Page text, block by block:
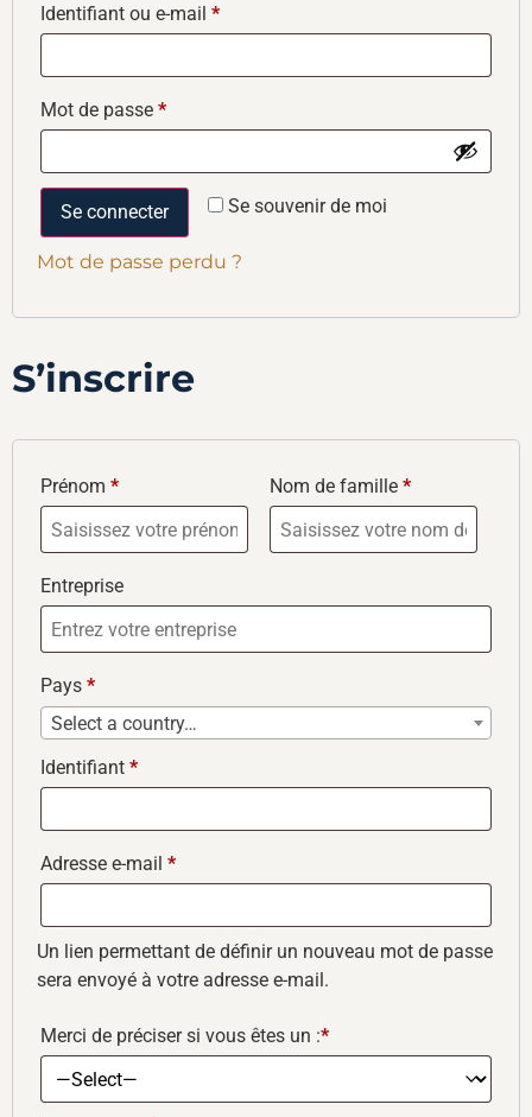
Identifiant ou e-mail *
Mot de passe *
Se souvenir de moi
Se connecter
Mot de passe perdu ?
S’inscrire
Prénom * Nom de famille *
Entreprise
Pays *
Select a country…
Identifiant *
Adresse e-mail *
Un lien permettant de définir un nouveau mot de passe
sera envoyé à votre adresse e-mail.
Merci de préciser si vous êtes un :*